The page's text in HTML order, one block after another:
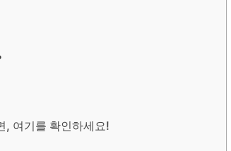
, 여기를 확인하세요!